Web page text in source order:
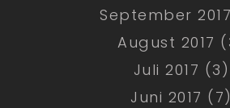
September
August 2017
Juli 2017 (3)
Juni 2017 (7)